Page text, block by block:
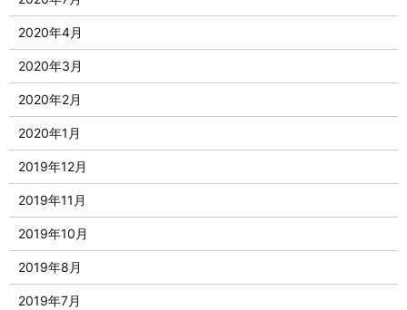
2020年4月
2020年3月
2020年2月
2020年1月
2019年12月
2019年11月
2019年10月
2019年8月
2019年7月